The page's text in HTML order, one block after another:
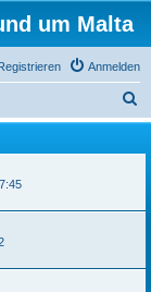
um Malta
Anmelden
u